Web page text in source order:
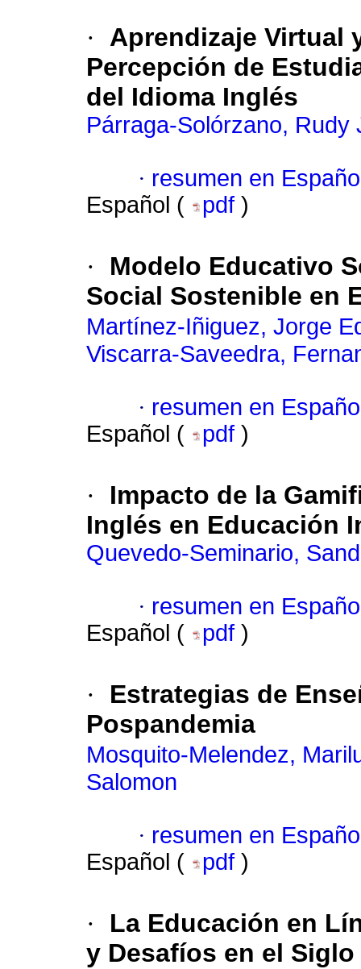
·
Aprendizaje Virtual
Percepción de
del Idioma Inglés
Párraga-Solórzano, Rudy
· resumen en
Español (
pdf )
·
Modelo Educativo
Social Sostenible en
Martínez-Iñiguez, Jorge
Viscarra-Saveedra,
· resumen en
Español (
pdf )
·
Impacto de la
Inglés en Educación
Quevedo-Seminario,
· resumen en
Español (
pdf )
·
Estrategias de
Pospandemia
Mosquito-Melendez,
Salomon
· resumen en
Español (
pdf )
·
La Educación en
y Desafíos en el Siglo